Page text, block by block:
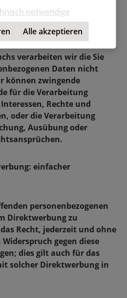
Widerspruch einzulegen;
die Bestimmungen der
verarbeiten wir die Sie
Daten nicht
können zwingende
für die Verarbeitung
Rechte und
oder die Verarbeitung
Ausübung oder
einfacher
personenbezogenen
Direktwerbung zu
Recht, jederzeit und ohne
gegen diese
dies gilt auch für das
solcher Direktwerbung in
notwendige
Alle akzeptieren